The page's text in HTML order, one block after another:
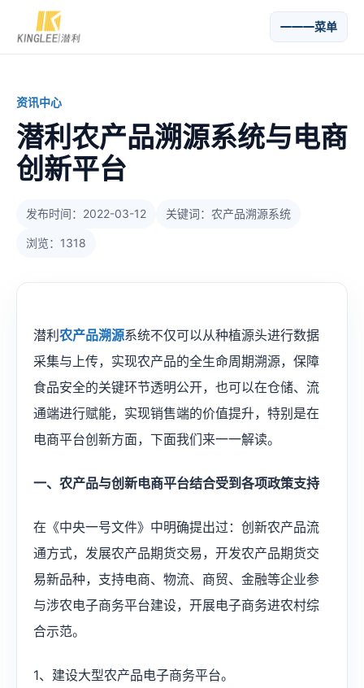
菜单
资讯中心
潜利农产品溯源系统与电商
创新平台
发布时间：2022-03-12 关键词：农产品溯源系统
浏览：1318
​潜利​ 农产品溯源系统不仅可以从种植源头进行数据
采集与上传，实现农产品的全生命周期溯源，保障
食品安全的关键环节透明公开，也可以在仓储、流
通端进行赋能，实现销售端的价值提升，特别是在
电商平台创新方面，下面我们来一一解读。​​
一、农产品与创新电商平台结合受到各项政策支持
在《中央一号文件》中明确提出过：创新农产品流
通方式，发展农产品期货交易，开发农产品期货交
易新品种，支持电商、物流、商贸、金融等企业参
与涉农电子商务平台建设，开展电子商务进农村综
合示范。
1、建设大型农产品电子商务平台。